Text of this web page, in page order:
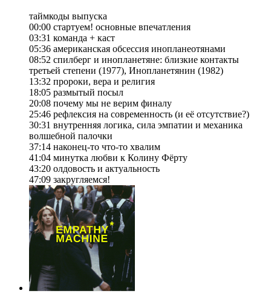
таймкоды выпуска
00:00 стартуем! основные впечатления
03:31 команда + каст
05:36 американская обсессия инопланеотянами
08:52 спилберг и инопланетяне: близкие контакты
третьей степени (1977), Инопланетянин (1982)
13:32 пророки, вера и религия
18:05 размытый посыл
20:08 почему мы не верим финалу
25:46 рефлексия на современность (и её отсутствие?)
30:31 внутренняя логика, сила эмпатии и механика
волшебной палочки
37:14 наконец-то что-то хвалим
41:04 минутка любви к Колину Фёрту
43:20 олдовость и актуальность
47:09 закругляемся!